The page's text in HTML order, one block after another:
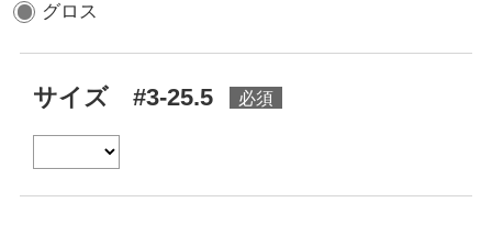
グロス
サイズ #3-25.5